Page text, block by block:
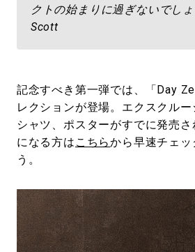
クトの始まりに過ぎないでし
Scott
記念すべき第一弾では、「Day
レクションが登場。エクスクル
シャツ、ポスターがすでに発売
になる方は こちらから早速チェッ
う。